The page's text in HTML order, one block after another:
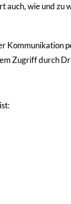
wie und zu
Kommunikation
Zugriff durch